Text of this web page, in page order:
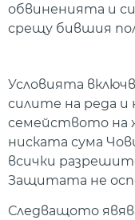
обвиненията и
срещу бившия
Условията
силите на реда и
семейството на
ниската сума
всички
Защитата не
Следващото